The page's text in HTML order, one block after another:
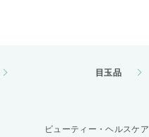
目玉品
ビューティー・ヘルスケア